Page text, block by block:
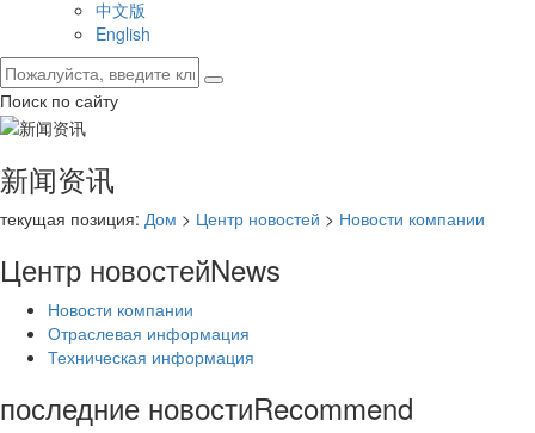
中文版
English
Поиск по сайту
新闻资讯
текущая позиция: Дом > Центр новостей > Новости компании
Центр новостейNews
Новости компании
Отраслевая информация
Техническая информация
последние новостиRecommend